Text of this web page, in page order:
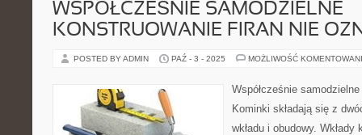
WSPÓŁCZEŚNIE SAMODZIELNE
KONSTRUOWANIE FIRAN NIE
POSTED BY ADMIN PAŹ - 3 - 2025 MOŻLIWOŚĆ
Współcześnie
Kominki składają się z
wkładu i obudowy.